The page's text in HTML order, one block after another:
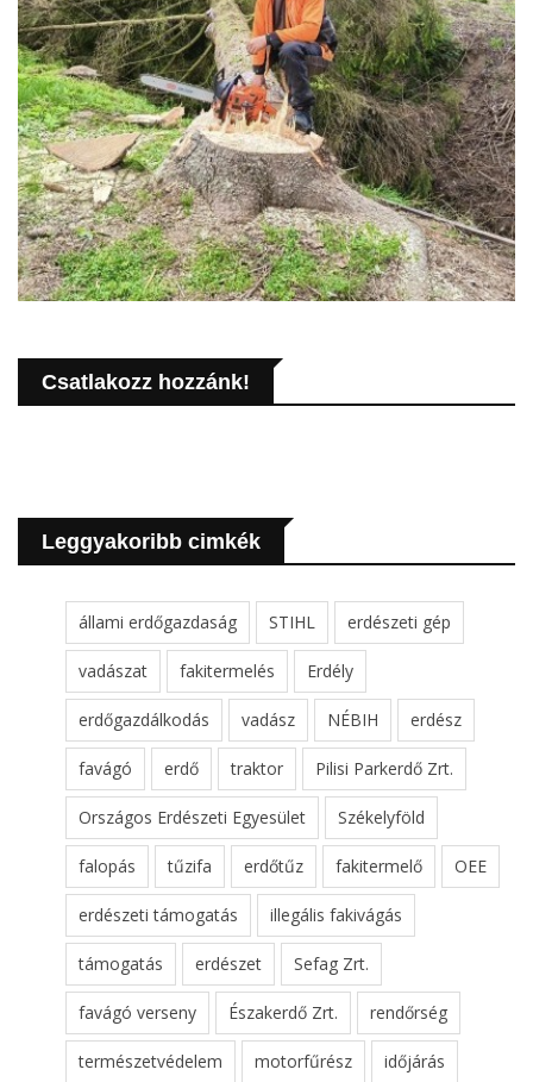
Csatlakozz hozzánk!
Leggyakoribb cimkék
állami erdőgazdaság STIHL erdészeti gép
vadászat fakitermelés Erdély
erdőgazdálkodás vadász NÉBIH erdész
favágó erdő traktor Pilisi Parkerdő Zrt.
Országos Erdészeti Egyesület Székelyföld
falopás tűzifa erdőtűz fakitermelő OEE
erdészeti támogatás illegális fakivágás
támogatás erdészet Sefag Zrt.
favágó verseny Északerdő Zrt. rendőrség
természetvédelem motorfűrész időjárás